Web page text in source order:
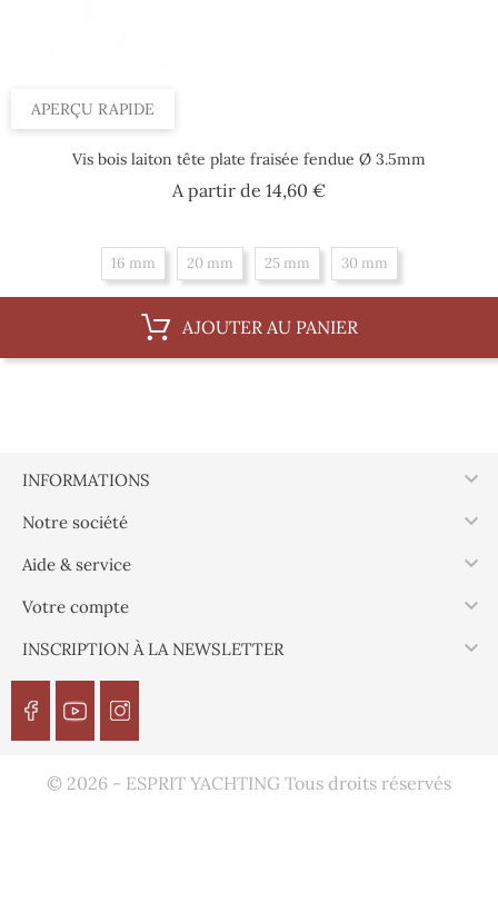
APERÇU RAPIDE
Vis bois laiton tête plate fraisée fendue Ø 3.5mm
A partir de 14,60 €Prix
16 mm 20 mm 25 mm 30 mm
AJOUTER AU PANIER
INFORMATIONS 
Notre société 
Aide & service 
Votre compte 
INSCRIPTION À LA NEWSLETTER 
© 2026 - ESPRIT YACHTING Tous droits réservés